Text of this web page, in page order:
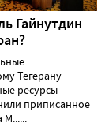
Гайнутдин
Тегерану
ресурсы
приписанное